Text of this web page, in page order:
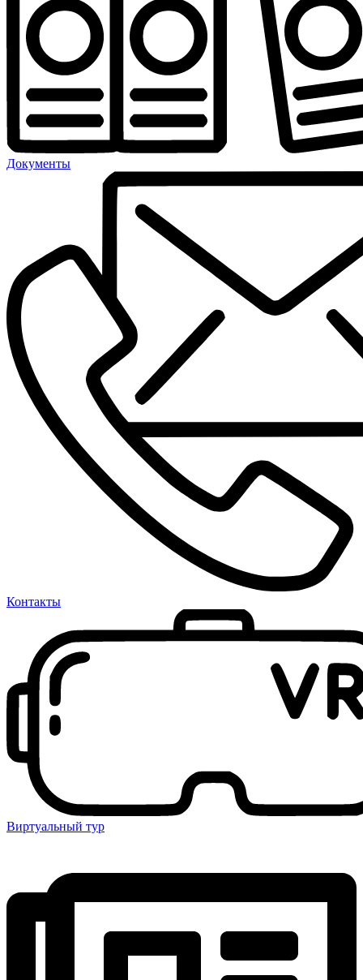
Документы
Контакты
Виртуальный тур